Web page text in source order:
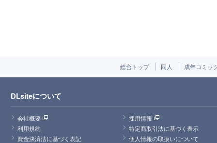
総合トップ 同人 成年コミッ
DLsiteについて
会社概要
採用情報
利用規約
特定商取引法に基づく表示
資金決済法に基づく表記
個人情報の取扱いについて